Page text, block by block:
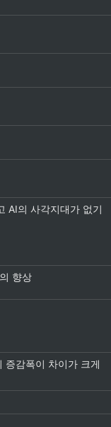
AI의 사각지대가 없기
향상
증감폭이 차이가 크게